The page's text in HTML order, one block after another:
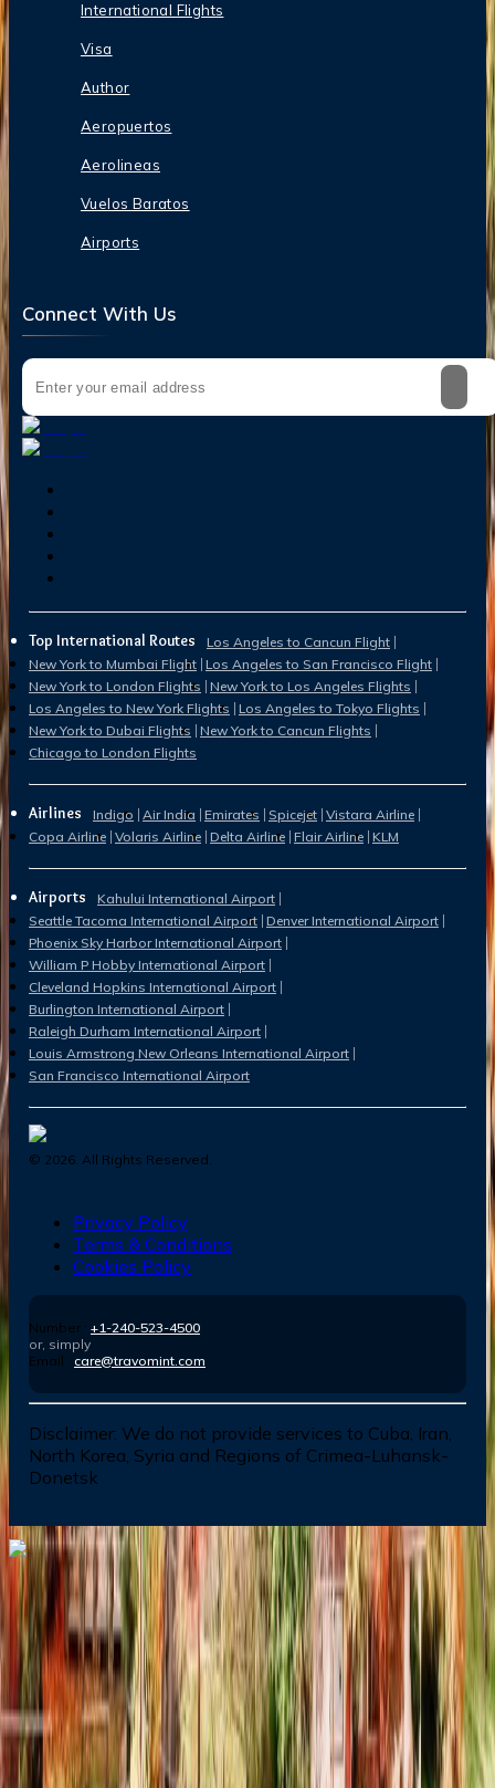
International Flights
Visa
Author
Aeropuertos
Aerolineas
Vuelos Baratos
Airports
Connect With Us
Top International Routes
Los Angeles to Cancun Flight
New York to Mumbai Flight Los Angeles to San Francisco Flight
New York to London Flights New York to Los Angeles Flights
Los Angeles to New York Flights Los Angeles to Tokyo Flights
New York to Dubai Flights New York to Cancun Flights
Chicago to London Flights
Airlines Indigo Air India Emirates Spicejet Vistara Airline
Copa Airline Volaris Airline Delta Airline Flair Airline KLM
Airports
Kahului International Airport
Seattle Tacoma International Airport Denver International Airport
Phoenix Sky Harbor International Airport
William P Hobby International Airport
Cleveland Hopkins International Airport
Burlington International Airport
Raleigh Durham International Airport
Louis Armstrong New Orleans International Airport
San Francisco International Airport
© 2026. All Rights Reserved.
Privacy Policy
Terms & Conditions
Cookies Policy
Number : +1-240-523-4500
or, simply
Email : care@travomint.com
Disclaimer: We do not provide services to Cuba, Iran,
North Korea, Syria and Regions of Crimea-Luhansk-
Donetsk
Dial In for Bigger Savings: Exclusive Deals!
+1-240-523-4500
+1-240-523-4500
Contact us